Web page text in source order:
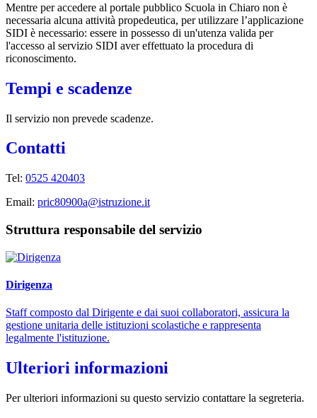
Mentre per accedere al portale pubblico Scuola in Chiaro non è
necessaria alcuna attività propedeutica, per utilizzare l’applicazione
SIDI è necessario: essere in possesso di un'utenza valida per
l'accesso al servizio SIDI aver effettuato la procedura di
riconoscimento.
Tempi e scadenze
Il servizio non prevede scadenze.
Contatti
Tel: 0525 420403
Email: pric80900a@istruzione.it
Struttura responsabile del servizio
Dirigenza
Staff composto dal Dirigente e dai suoi collaboratori, assicura la
gestione unitaria delle istituzioni scolastiche e rappresenta
legalmente l'istituzione.
Ulteriori informazioni
Per ulteriori informazioni su questo servizio contattare la segreteria.